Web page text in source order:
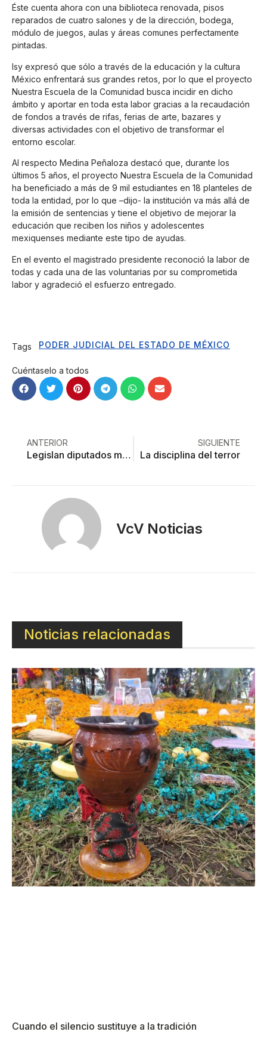
Éste cuenta ahora con una biblioteca renovada, pisos
reparados de cuatro salones y de la dirección, bodega,
módulo de juegos, aulas y áreas comunes perfectamente
pintadas.
Isy expresó que sólo a través de la educación y la cultura
México enfrentará sus grandes retos, por lo que el proyecto
Nuestra Escuela de la Comunidad busca incidir en dicho
ámbito y aportar en toda esta labor gracias a la recaudación
de fondos a través de rifas, ferias de arte, bazares y
diversas actividades con el objetivo de transformar el
entorno escolar.
Al respecto Medina Peñaloza destacó que, durante los
últimos 5 años, el proyecto Nuestra Escuela de la Comunidad
ha beneficiado a más de 9 mil estudiantes en 18 planteles de
toda la entidad, por lo que –dijo- la institución va más allá de
la emisión de sentencias y tiene el objetivo de mejorar la
educación que reciben los niños y adolescentes
mexiquenses mediante este tipo de ayudas.
En el evento el magistrado presidente reconoció la labor de
todas y cada una de las voluntarias por su comprometida
labor y agradeció el esfuerzo entregado.
Tags PODER JUDICIAL DEL ESTADO DE MÉXICO
Cuéntaselo a todos
ANTERIOR
Legislan diputados mexiquenses a favor de la mujer
SIGUIENTE
La disciplina del terror
VcV Noticias
Noticias relacionadas
Cuando el silencio sustituye a la tradición